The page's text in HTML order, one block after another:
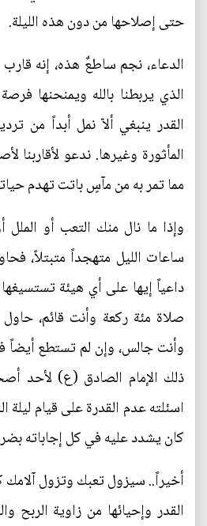
حتى إصلاحها من دون هذه الليلة.
الدعاء، نجم ساطعٌ هذه، إنه قارب
الذي يربطنا بالله ويمنحنها
القدر ينبغي ألاّ نمل أبداً من
المأثورة وغيرها. ندعو لأقاربنا
مما تمر به من مآسٍ باتت تهدم
وإذا ما نال منك التعب أو
ساعات الليل متهجداً متبتلاً،
داعياً إيها على أي هيئة
صلاة مئة ركعة وأنت قائم،
وأنت جالس، وإن لم تستطع
ذلك الإمام الصادق (ع) لأحد
اسئلته عدم القدرة على قيام ليلة
كان يشدد عليه في كل إجاباته
أخيراً.. سيزول تعبك وتزول آلامك
القدر وإحيائها من زاوية الربح